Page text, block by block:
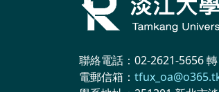
聯絡電話：02-2621-5656
電郵信箱：